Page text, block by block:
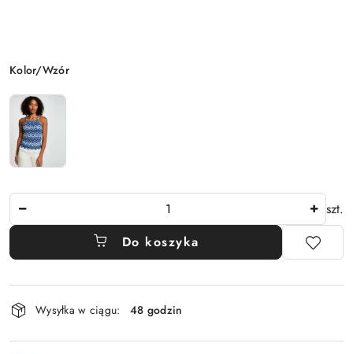
Wariant
Kolor/Wzór
szt.
Do koszyka
Dostępność
i
dostawa
Wysyłka w ciągu: 48 godzin